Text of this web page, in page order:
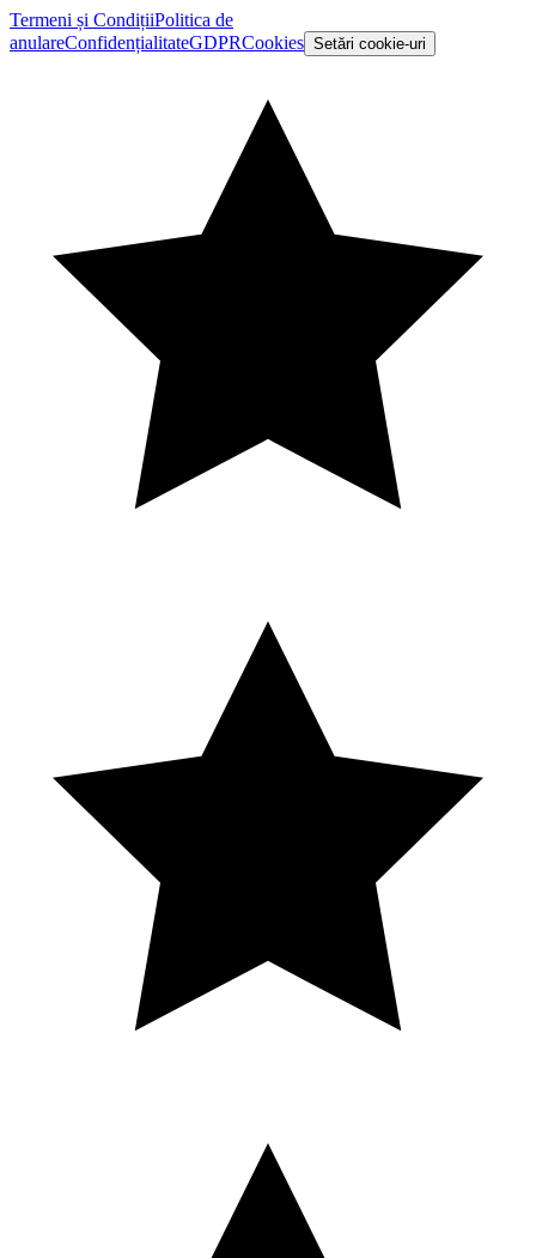
Termeni și CondițiiPolitica de
anulareConfidențialitateGDPRCookies Setări cookie-uri